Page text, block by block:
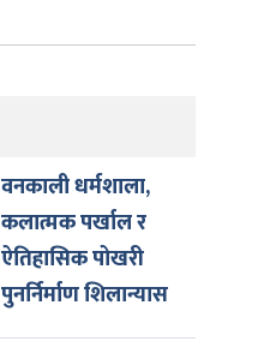
वनकाली धर्मशाला,
कलात्मक पर्खाल र
ऐतिहासिक पोखरी
पुनर्निर्माण शिलान्यास